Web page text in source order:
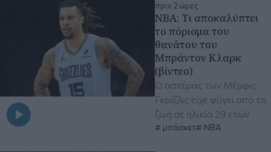
πριν 2 ώρες
ΝΒΑ: Τι αποκαλύπτει
το πόρισμα του
θανάτου του
Μπράντον Κλαρκ
(βίντεο)
Ο αστέρας των Μέμφις
Γκρίζλις είχε φύγει από τη
ζωή σε ηλικία 29 ετών
μπάσκετ ΝΒΑ